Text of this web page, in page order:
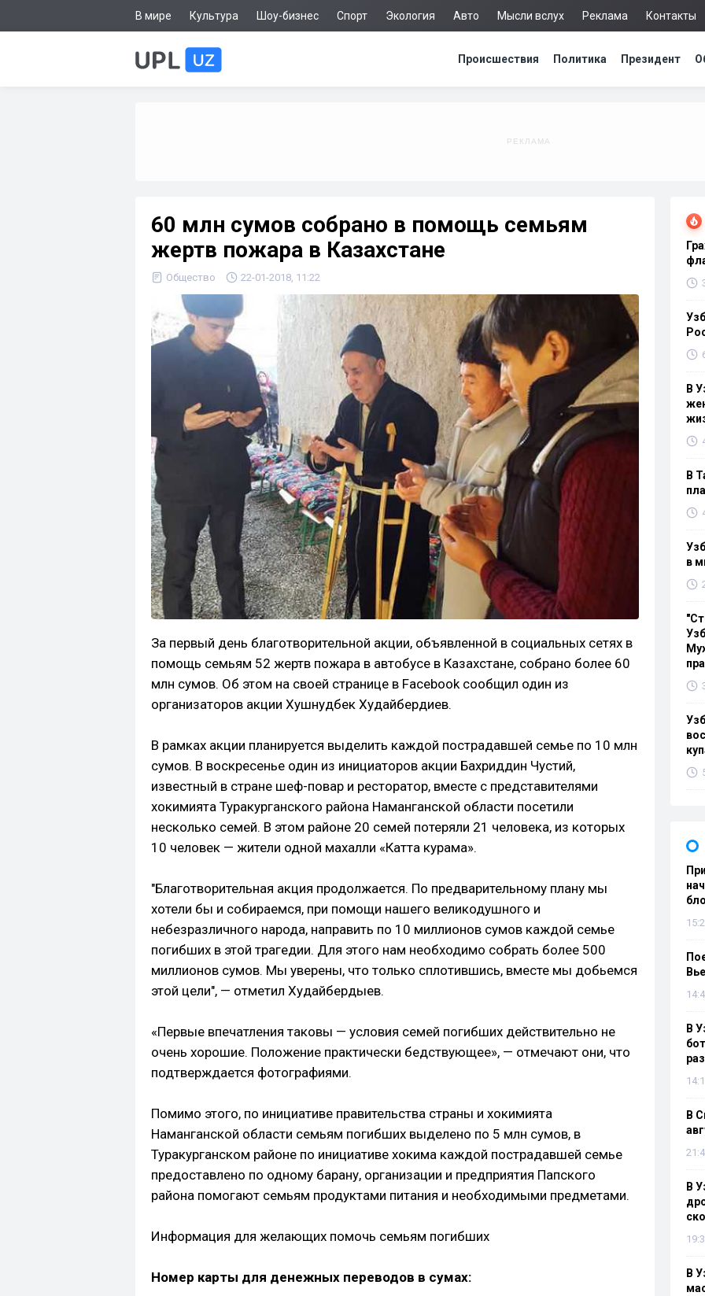
В мире Культура Шоу-бизнес Спорт Экология Авто Мысли вслух Реклама Контакты
Происшествия Политика Президент
60 млн сумов собрано в помощь семьям
жертв пожара в Казахстане
Общество 22-01-2018, 11:22
За первый день благотворительной акции, объявленной в социальных сетях в
помощь семьям 52 жертв пожара в автобусе в Казахстане, собрано более 60
млн сумов. Об этом на своей странице в Facebook сообщил один из
организаторов акции Хушнудбек Худайбердиев.
В рамках акции планируется выделить каждой пострадавшей семье по 10 млн
сумов. В воскресенье один из инициаторов акции Бахриддин Чустий,
известный в стране шеф-повар и ресторатор, вместе с представителями
хокимията Туракурганского района Наманганской области посетили
несколько семей. В этом районе 20 семей потеряли 21 человека, из которых
10 человек — жители одной махалли «Катта курама».
"Благотворительная акция продолжается. По предварительному плану мы
хотели бы и собираемся, при помощи нашего великодушного и
небезразличного народа, направить по 10 миллионов сумов каждой семье
погибших в этой трагедии. Для этого нам необходимо собрать более 500
миллионов сумов. Мы уверены, что только сплотившись, вместе мы добьемся
этой цели", — отметил Худайбердыев.
«Первые впечатления таковы — условия семей погибших действительно не
очень хорошие. Положение практически бедствующее», — отмечают они, что
подтверждается фотографиями.
Помимо этого, по инициативе правительства страны и хокимията
Наманганской области семьям погибших выделено по 5 млн сумов, в
Туракурганском районе по инициативе хокима каждой пострадавшей семье
предоставлено по одному барану, организации и предприятия Папского
района помогают семьям продуктами питания и необходимыми предметами.
Информация для желающих помочь семьям погибших
Номер карты для денежных переводов в сумах:
В
В
в
В
В
В
В